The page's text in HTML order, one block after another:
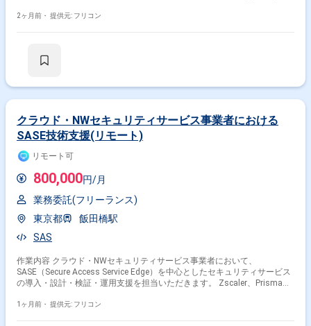
2ヶ月前・ 提供元: フリコン
クラウド・NWセキュリティサービス事業者における
SASE技術支援(リモート)
リモート可
800,000円/月
業務委託(フリーランス)
東京都
飯田橋駅
SAS
作業内容 クラウド・NWセキュリティサービス事業者において、
SASE（Secure Access Service Edge）を中心としたセキュリティサービス
の導入・設計・検証・運用支援を担当いただきます。 Zscaler、Prisma
の要件整理、設計（ポリシー／認証方式／トラフィック制御）、PoC検
1ヶ月前・ 提供元: フリコン